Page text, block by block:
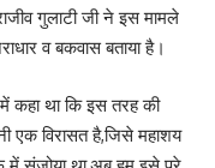
गुलाटी जी ने इस मामले
व बकवास बताया है।
कहा था कि इस तरह की
एक विरासत है,जिसे महाशय